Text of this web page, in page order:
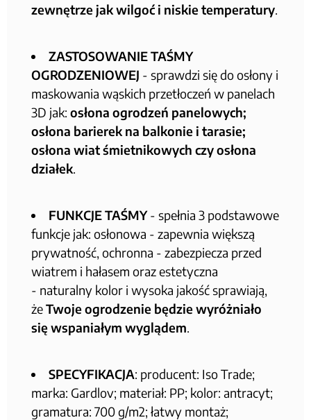
zewnętrze jak wilgoć i niskie temperatury.
ZASTOSOWANIE TAŚMY
OGRODZENIOWEJ - sprawdzi się do osłony i
maskowania wąskich przetłoczeń w panelach
3D jak: osłona ogrodzeń panelowych;
osłona barierek na balkonie i tarasie;
osłona wiat śmietnikowych czy osłona
działek.
FUNKCJE TAŚMY- spełnia 3 podstawowe
funkcje jak: osłonowa - zapewnia większą
prywatność, ochronna - zabezpiecza przed
wiatrem i hałasem oraz estetyczna
- naturalny kolor i wysoka jakość sprawiają,
żeTwoje ogrodzenie będzie wyróżniało
się wspaniałym wyglądem.
SPECYFIKACJA: producent: Iso Trade;
marka: Gardlov; materiał: PP; kolor: antracyt;
gramatura: 700 g/m2; łatwy montaż;